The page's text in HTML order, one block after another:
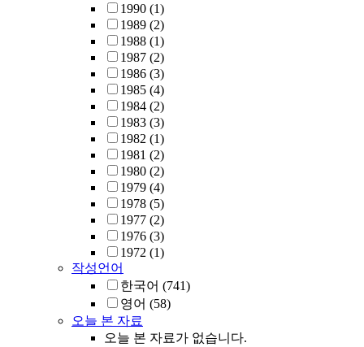
1990 (1)
1989 (2)
1988 (1)
1987 (2)
1986 (3)
1985 (4)
1984 (2)
1983 (3)
1982 (1)
1981 (2)
1980 (2)
1979 (4)
1978 (5)
1977 (2)
1976 (3)
1972 (1)
작성언어
한국어 (741)
영어 (58)
오늘 본 자료
오늘 본 자료가 없습니다.